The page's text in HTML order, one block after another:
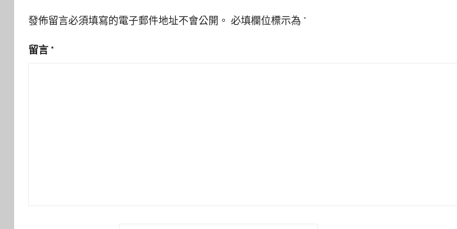
發佈留言必須填寫的電子郵件地址不會公開。 必填欄位標示為 *
留言 *